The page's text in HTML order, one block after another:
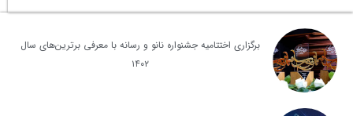
برگزاری اختتامیه جشنواره نانو و رسانه با معرفی برترین‌های سال
۱۴۰۲